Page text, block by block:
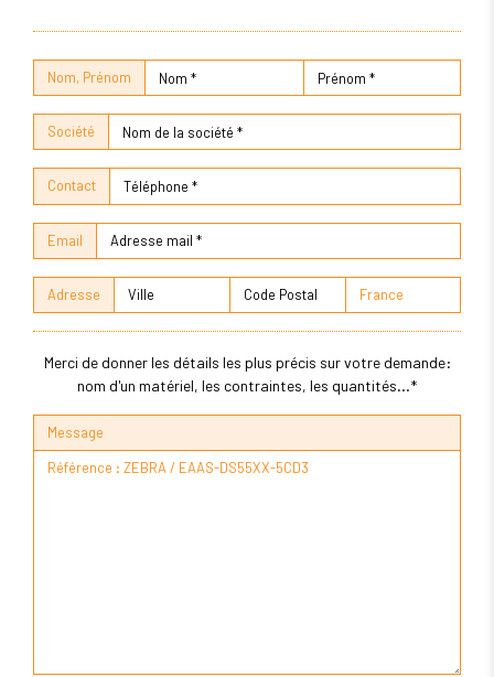
Nom, Prénom
Société
Contact
Email
Adresse
Merci de donner les détails les plus précis sur votre demande:
nom d'un matériel, les contraintes, les quantités...*
Message